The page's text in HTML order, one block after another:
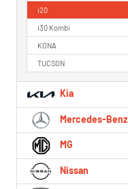
i20
i30 Kombi
KONA
TUCSON
Kia
Mercedes-Benz
MG
Nissan